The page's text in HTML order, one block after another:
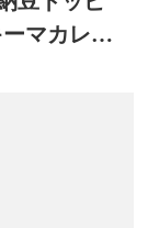
マカレ